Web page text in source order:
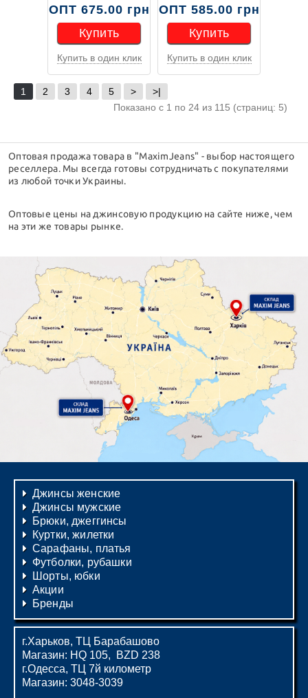
ОПТ 675.00 грн
Купить
Купить
Купить в один клик
ОПТ 585.00 грн
Купить
Купить
Купить в один клик
1 2 3 4 5 >
>|
Показано с 1 по 24 из 115 (страниц: 5)
Оптовая продажа товара в "MaximJeans" - выбор настоящего
реселлера. Мы всегда готовы сотрудничать с покупателями
из любой точки Украины.
Оптовые цены на джинсовую продукцию на сайте ниже, чем
на эти же товары рынке.
Джинсы женские
Джинсы мужские
Брюки, джеггинсы
Куртки, жилетки
Сарафаны, платья
Футболки, рубашки
Шорты, юбки
Акции
Бренды
г.Харьков, ТЦ Барабашово
Магазин: HQ 105, BZD 238
г.Одесса, ТЦ 7й километр
Магазин: 3048-3039